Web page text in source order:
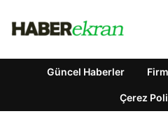
Güncel Haberler
Çerez